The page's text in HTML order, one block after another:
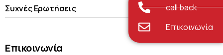
Συχνές Ερωτήσεις
Επικοινωνία
call back
Επικοινωνία